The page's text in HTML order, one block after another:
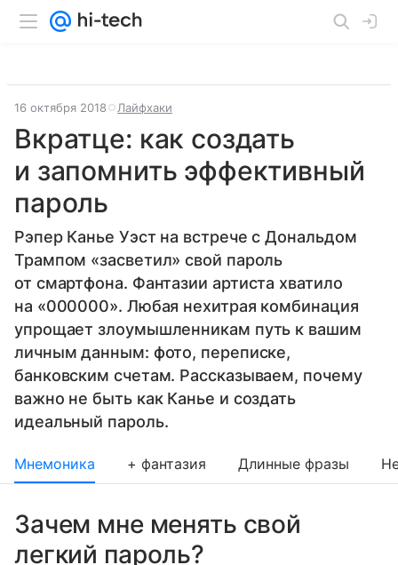
16 октября 2018 Лайфхаки
Вкратце: как создать
и запомнить эффективный
пароль
Рэпер Канье Уэст на встрече с Дональдом
Трампом «засветил» свой пароль
от смартфона. Фантазии артиста хватило
на «000000». Любая нехитрая комбинация
упрощает злоумышленникам путь к вашим
личным данным: фото, переписке,
банковским счетам. Рассказываем, почему
важно не быть как Канье и создать
идеальный пароль.
Мнемоника + фантазия Длинные фразы
Зачем мне менять свой
легкий пароль?